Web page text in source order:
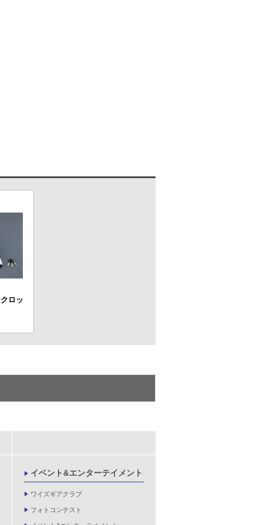
ロッ
イベント&エンターテイメント
ワイズギアクラブ
フォトコンテスト